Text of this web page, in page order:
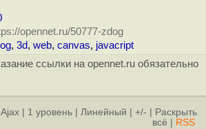
opennet.ru/50777-zdog
, 3d, web, canvas, javacript
ссылки на opennet.ru обязательно
Ajax 1 уровень Линейный +/-
Раскрыть
всё
RSS